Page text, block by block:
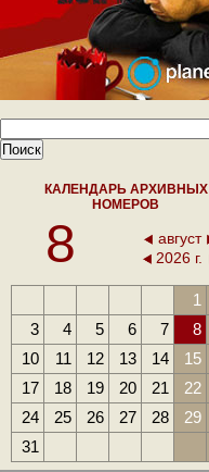
КАЛЕНДАРЬ АРХИВНЫХ
НОМЕРОВ
8
август
2026 г.
1
3
4 5 6 7 8
10
11 12 13 14 15
17
18 19 20 21 22
24
25 26 27 28 29
31